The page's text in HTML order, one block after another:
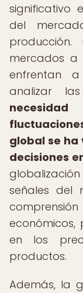
significativo
del
mercados a
enfrentan
analizar
global se
decisiones
señales del
económicos,
en los
productos.
Además, la